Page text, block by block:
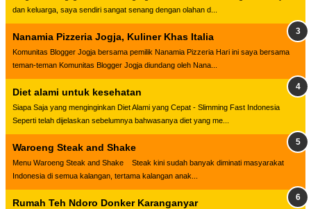
dan keluarga, saya sendiri sangat senang dengan olahan d...
Nanamia Pizzeria Jogja, Kuliner Khas Italia
Komunitas Blogger Jogja bersama pemilik Nanamia Pizzeria Hari ini saya bersama
teman-teman Komunitas Blogger Jogja diundang oleh Nana...
Diet alami untuk kesehatan
Siapa Saja yang menginginkan Diet Alami yang Cepat - Slimming Fast Indonesia
Seperti telah dijelaskan sebelumnya bahwasanya diet yang me...
Waroeng Steak and Shake
Menu Waroeng Steak and Shake Steak kini sudah banyak diminati masyarakat
Indonesia di semua kalangan, tertama kalangan anak...
Rumah Teh Ndoro Donker Karanganyar